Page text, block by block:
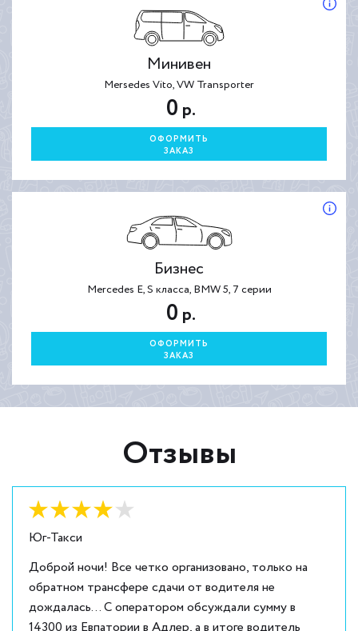
Минивен
Mersedes Vito, VW Transporter
0 р.
ОФОРМИТЬ
ЗАКАЗ
Бизнес
Mercedes E, S класса, BMW 5, 7 серии
0 р.
ОФОРМИТЬ
ЗАКАЗ
Отзывы
Юг-Такси
Оценка: 4
Доброй ночи! Все четко организовано, только на
обратном трансфере сдачи от водителя не
дождалась... С оператором обсуждали сумму в